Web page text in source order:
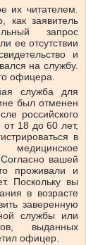
их читателем.
как заявитель
запрос
ее отсутствии
и
на службу.
офицера.
служба для
был отменен
российского
от 18 до 60 лет,
в
вашей
проживали и
Поскольку вы
в возрасте
заверенную
службы или
выданных
офицер.